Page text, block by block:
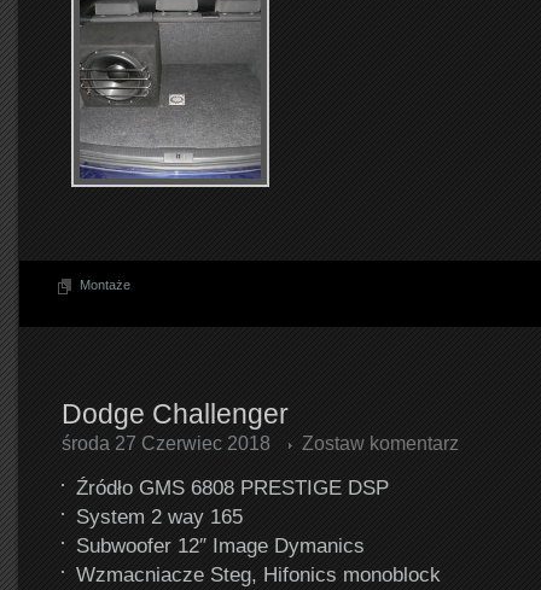
Montaże
Dodge Challenger
środa 27 Czerwiec 2018 Zostaw komentarz
Źródło GMS 6808 PRESTIGE DSP
System 2 way 165
Subwoofer 12″ Image Dymanics
Wzmacniacze Steg, Hifonics monoblock